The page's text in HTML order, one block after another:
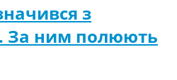
з
За ним полюють